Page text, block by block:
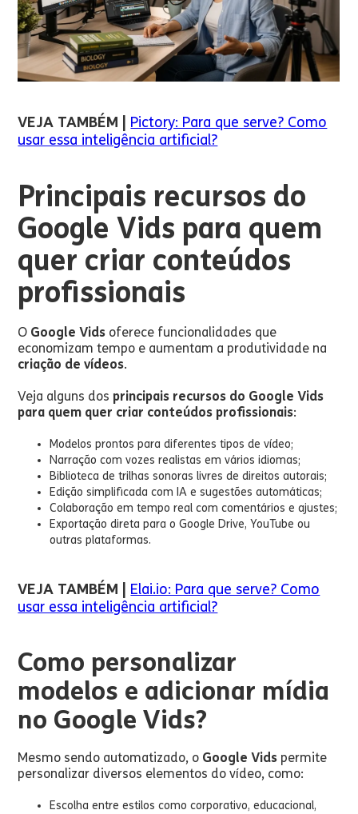
VEJA TAMBÉM |
Pictory: Para que serve? Como
usar essa inteligência artificial?
Principais recursos do
Google Vids para quem
quer criar conteúdos
profissionais
O Google Vids oferece funcionalidades que
economizam tempo e aumentam a produtividade na
criação de vídeos.
Veja alguns dos principais recursos do Google Vids
para quem quer criar conteúdos profissionais:
Modelos prontos para diferentes tipos de vídeo;
Narração com vozes realistas em vários idiomas;
Biblioteca de trilhas sonoras livres de direitos autorais;
Edição simplificada com IA e sugestões automáticas;
Colaboração em tempo real com comentários e ajustes;
Exportação direta para o Google Drive, YouTube ou
outras plataformas.
VEJA TAMBÉM |
Elai.io: Para que serve? Como
usar essa inteligência artificial?
Como personalizar
modelos e adicionar mídia
no Google Vids?
Mesmo sendo automatizado, o Google Vids permite
personalizar diversos elementos do vídeo, como:
Escolha entre estilos como corporativo, educacional,